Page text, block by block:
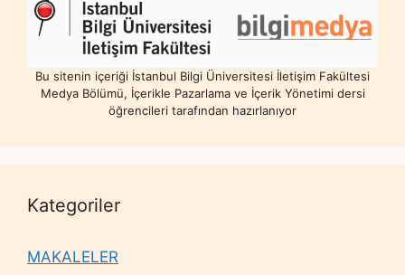
Bu sitenin içeriği İstanbul Bilgi Üniversitesi İletişim Fakültesi
Medya Bölümü, İçerikle Pazarlama ve İçerik Yönetimi dersi
öğrencileri tarafından hazırlanıyor
Kategoriler
MAKALELER